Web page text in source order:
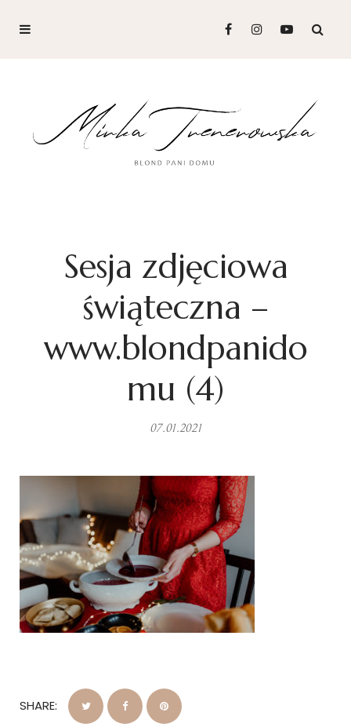
Sesja zdjęciowa
świąteczna –
www.blondpanido
mu (4)
07.01.2021
SHARE: